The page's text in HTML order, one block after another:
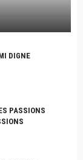
DIGNE
PASSIONS